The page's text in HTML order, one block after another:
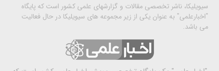
سیویلیکا، ناشر تخصصی مقالات و گزارشهای علمی کشور است که پایگاه
"اخبارعلمی" به عنوان یکی از زیر مجموعه های سیویلیکا در حال فعالیت
می باشد.